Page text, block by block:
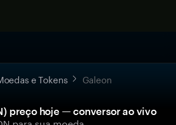
e Tokens Galeon
preço hoje — conversor ao vivo